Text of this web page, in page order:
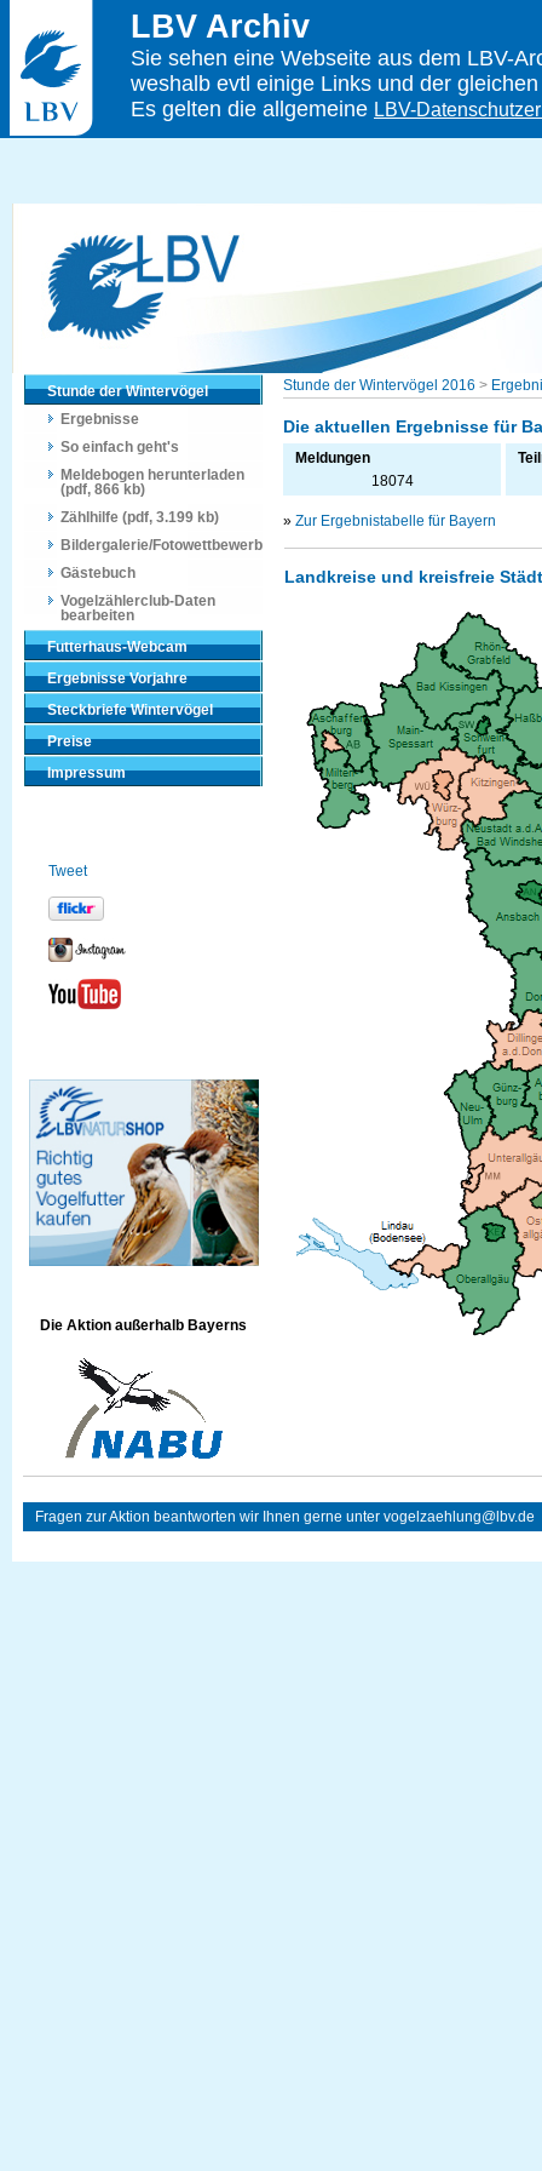
LBV Archiv
Sie sehen eine Webseite aus dem LBV-
weshalb evtl einige Links und der
Es gelten die allgemeine LBV-
Stunde der Wintervögel
Ergebnisse
So einfach geht's
Meldebogen herunterladen
(pdf, 866 kb)
Zählhilfe (pdf, 3.199 kb)
Bildergalerie/Fotowettbewerb
Gästebuch
Vogelzählerclub-Daten
bearbeiten
Futterhaus-Webcam
Ergebnisse Vorjahre
Steckbriefe Wintervögel
Preise
Impressum
Tweet
Die Aktion außerhalb Bayerns
Stunde der Wintervögel 2016 >
Die aktuellen Ergebnisse für
Meldungen
18074
» Zur Ergebnistabelle für Bayern
Landkreise und kreisfreie
Fragen zur Aktion beantworten wir Ihnen gerne unter vogelzaehlung@lbv.de